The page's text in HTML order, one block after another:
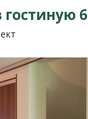
6